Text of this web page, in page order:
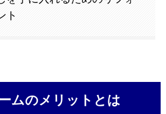
ト
ムのメリットとは